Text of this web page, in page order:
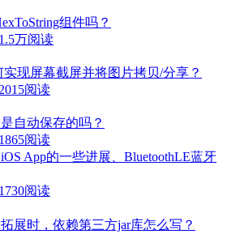
组件吗？
1.5万阅读
实现屏幕截屏并将图片拷贝/分享？
2015阅读
自动保存的吗？
1865阅读
iOS App的一些进展、BluetoothLE蓝牙
1730阅读
展时，依赖第三方jar库怎么写？